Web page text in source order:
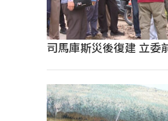
司馬庫斯災後復建 立委